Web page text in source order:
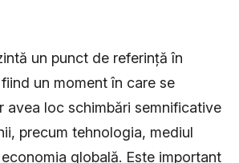
un punct de referință în
un moment în care se
avea loc schimbări semnificative
precum tehnologia, mediul
globală. Este important